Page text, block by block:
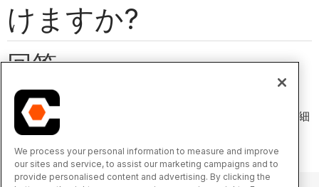
けますか?
回答
Analytics 2.0 では、データ アクセスに Databricks Delta
Sharing が使用されるようになりました。デルタ共有の詳細
については
We process your personal information to measure and improve
our sites and service, to assist our marketing campaigns and to
provide personalised content and advertising. By clicking the